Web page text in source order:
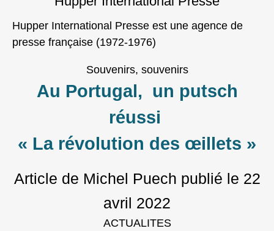
Hupper International Presse est une agence de
presse française (1972-1976)
Souvenirs, souvenirs
Au Portugal, un putsch
réussi
« La révolution des œillets »
Article de Michel Puech publié le 22
avril 2022
ACTUALITES